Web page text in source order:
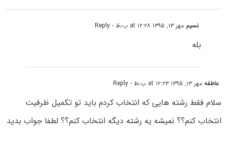
نسیم مهر ۱۳, ۱۳۹۵ at ۱۲:۲۸ ب٫ظ - Reply
بله
عاطفهمهر ۱۳, ۱۳۹۵ at ۱۲:۲۳ ب٫ظ - Reply
سلام فقط رشته هایی که انتخاب کردم باید تو تکمیل ظرفیت
انتخاب کنم؟؟ نمیشه یه رشته دیگه انتخاب کنم؟؟ لطفا جواب بدید